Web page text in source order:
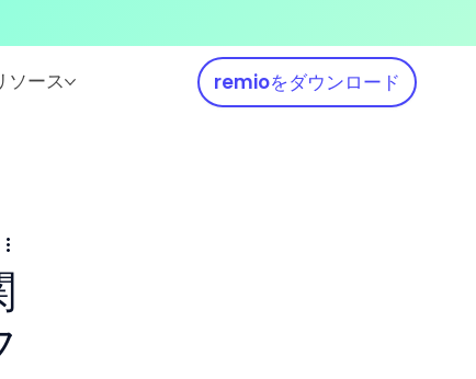
ソース remioをダウンロード